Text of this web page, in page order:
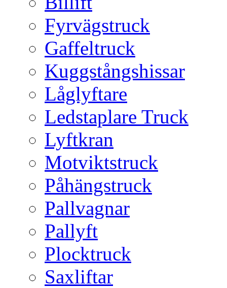
Fyrvägstruck
Gaffeltruck
Kuggstångshissar
Låglyftare
Ledstaplare Truck
Lyftkran
Motviktstruck
Påhängstruck
Pallvagnar
Pallyft
Plocktruck
Saxliftar